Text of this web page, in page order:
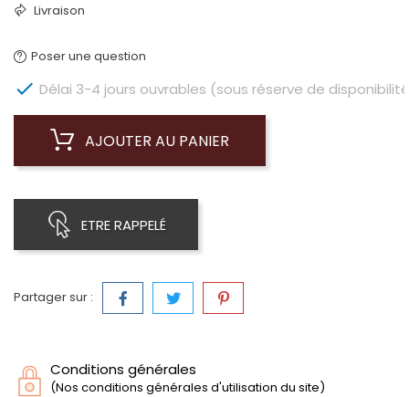
Livraison
Poser une question
 Délai 3-4 jours ouvrables (sous réserve de
AJOUTER AU PANIER
ETRE RAPPELÉ
Partager sur :
Conditions générales
(Nos conditions générales d'utilisation du site)